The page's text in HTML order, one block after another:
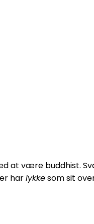
at være buddhist.
harlykkesom sit